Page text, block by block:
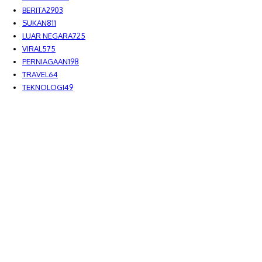
BERITA2903
SUKAN811
LUAR NEGARA725
VIRAL 575
PERNIAGAAN198
TRAVEL 64
TEKNOLOGI49